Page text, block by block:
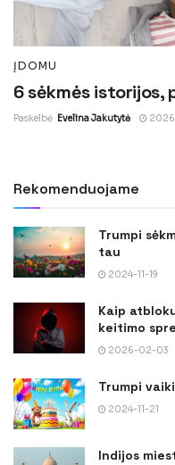
ĮDOMU
6 sėkmės istorijos,
Paskelbė Evelina Jakutytė
Rekomenduojame
Trumpi
tau
2024-11-19
Kaip
keitimo
2026-02-03
Trumpi
2024-11-21
Indijos